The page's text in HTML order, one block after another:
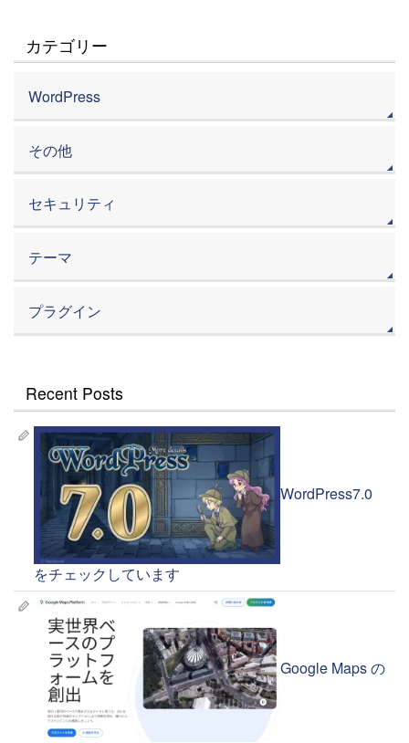
カテゴリー
WordPress
その他
セキュリティ
テーマ
プラグイン
Recent Posts
WordPress7.0
をチェックしています
Google Maps の